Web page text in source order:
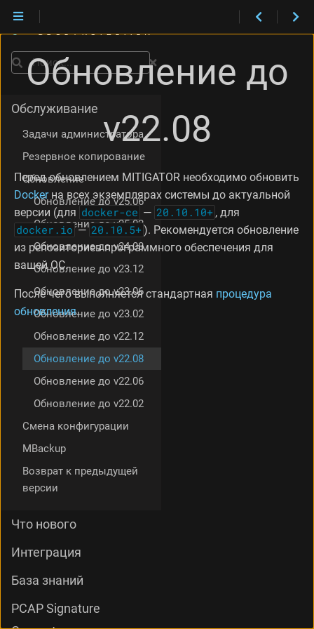
Обновление до
v22.08
Перед обновлением MITIGATOR необходимо обновить
Dockerна всех экземплярах системы до актуальной
версии (для docker-ce — 20.10.10+ , для
docker.io —20.10.5+ ). Рекомендуется обновление
из репозиториев программного обеспечения для
вашей ОС.
После чего выполняется стандартная процедура
обновления.
Поиск
Установка
Обслуживание
Задачи администратора
Резервное копирование
Обновление
Обновление до v25.06
Обновление до v25.02
Обновление до v24.08
Обновление до v23.12
Обновление до v23.06
Обновление до v23.02
Обновление до v22.12
Обновление до v22.08
Обновление до v22.06
Обновление до v22.02
Смена конфигурации
MBackup
Возврат к предыдущей
версии
Что нового
Интеграция
База знаний
PCAP Signature